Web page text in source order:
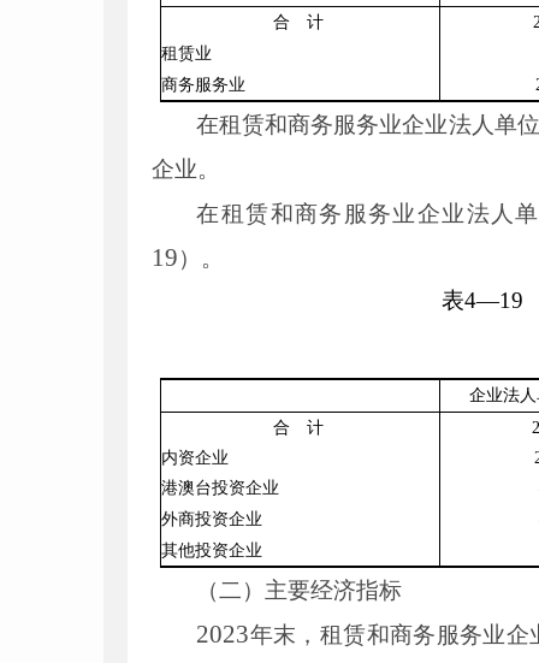
合 计
租赁业
商务服务业
在租赁和商务服务业企业法人单
企业。
在租赁和商务服务业企业法人
19）。
表4—19
企业法
合 计
内资企业
港澳台投资企业
外商投资企业
其他投资企业
（二）主要经济指标
2023年末，租赁和商务服务业企